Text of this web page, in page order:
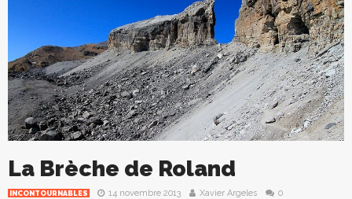
La Brèche de Roland
INCONTOURNABLES 14 novembre 2013 Xavier Argeles 0